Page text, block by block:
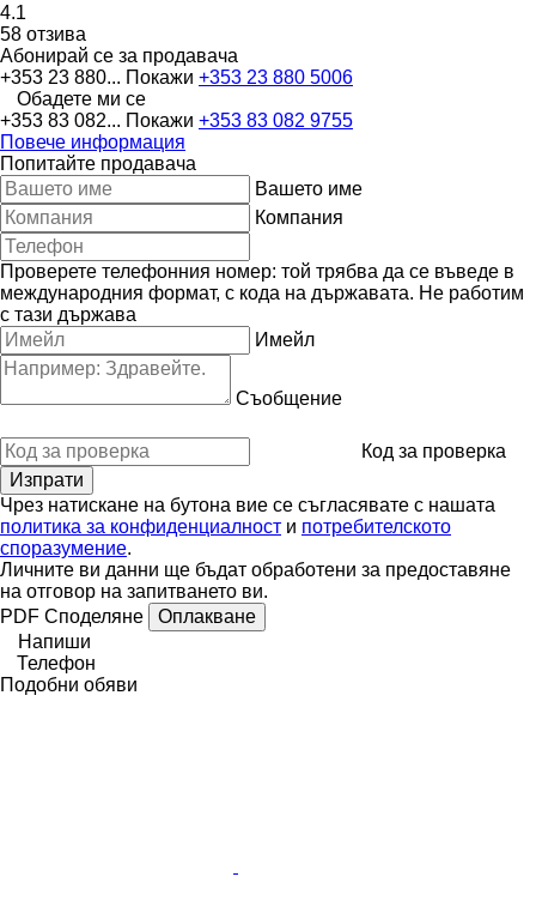
4.1
58 отзива
Абонирай се за продавача
+353 23 880... Покажи +353 23 880 5006
Обадете ми се
+353 83 082... Покажи +353 83 082 9755
Повече информация
Попитайте продавача
Вашето име
Компания
Проверете телефонния номер: той трябва да се въведе в
международния формат, с кода на държавата. Не работим
с тази държава
Имейл
Съобщение
Код за проверка
Чрез натискане на бутона вие се съгласявате с нашата
политика за конфиденциалност и потребителското
споразумение.
Личните ви данни ще бъдат обработени за предоставяне
на отговор на запитването ви.
PDF Споделяне
Оплакване
Напиши
Телефон
Подобни обяви